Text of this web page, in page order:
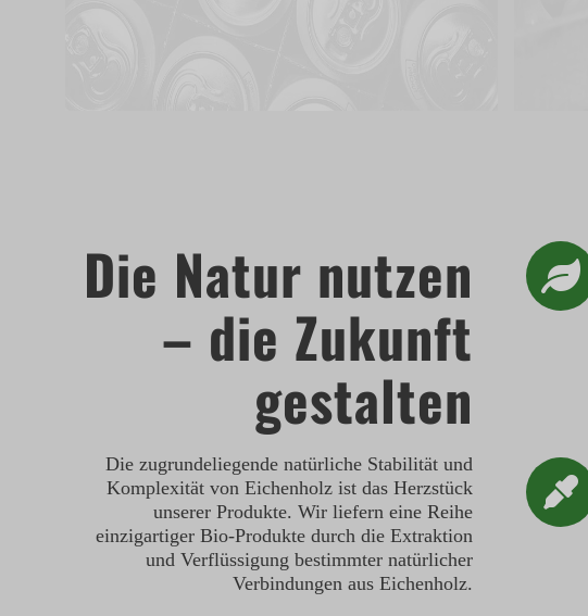
Die Natur nutzen
– die Zukunft
gestalten
Die zugrundeliegende natürliche Stabilität und
Komplexität von Eichenholz ist das Herzstück
unserer Produkte. Wir liefern eine Reihe
einzigartiger Bio-Produkte durch die Extraktion
und Verflüssigung bestimmter natürlicher
Verbindungen aus Eichenholz.